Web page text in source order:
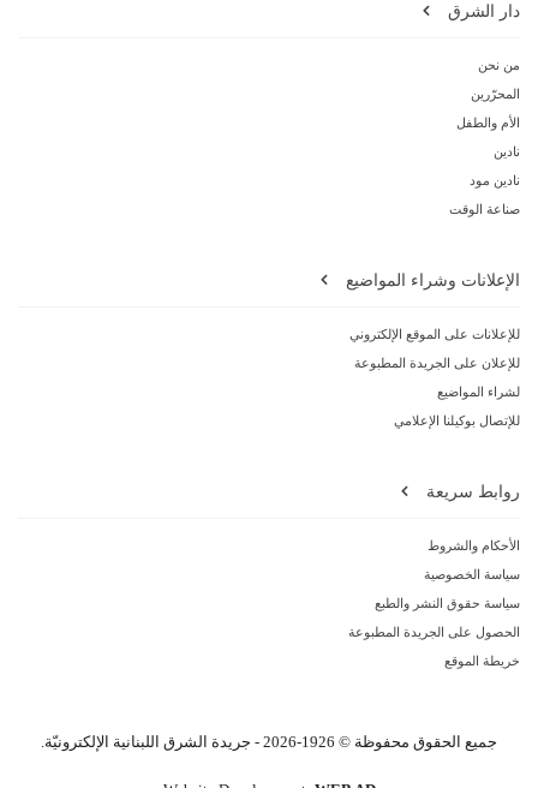
دار الشرق
من نحن
المحرّرين
الأم والطفل
نادين
نادين مود
صناعة الوقت
الإعلانات وشراء المواضيع
للإعلانات على الموقع الإلكتروني
للإعلان على الجريدة المطبوعة
لشراء المواضيع
للإتصال بوكيلنا الإعلامي
روابط سريعة
الأحكام والشروط
سياسة الخصوصية
سياسة حقوق النشر والطبع
الحصول على الجريدة المطبوعة
خريطة الموقع
جميع الحقوق محفوظة © 1926-2026 - جريدة الشرق اللبنانية الإلكترونيّة.